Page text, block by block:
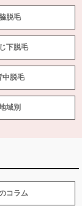
脇脱毛
下脱毛
中脱毛
域別
コラム